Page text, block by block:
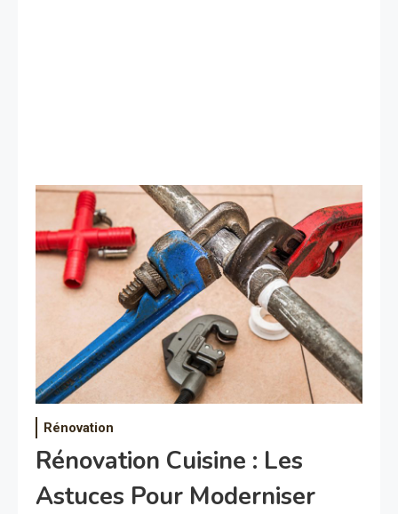
Rénovation
Rénovation Cuisine : Les
Astuces Pour Moderniser